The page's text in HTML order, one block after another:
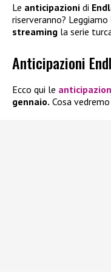
Le anticipazioni di
riserveranno? Leggiamo
streaming la serie
Anticipazioni
Ecco qui le
gennaio. Cosa